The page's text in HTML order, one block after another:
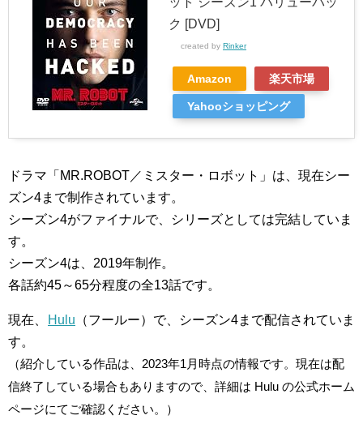
ク [DVD]
created by Rinker
Amazon 楽天市場
Yahooショッピング
ドラマ「MR.ROBOT／ミスター・ロボット」は、現在シー
ズン4まで制作されています。
シーズン4がファイナルで、シリーズとしては完結していま
す。
シーズン4は、2019年制作。
各話約45～65分程度の全13話です。
現在、 Hulu （フールー）で、シーズン4まで配信されていま
す。
（紹介している作品は、2023年1月時点の情報です。現在は配
信終了している場合もありますので、詳細は Hulu の公式ホーム
ページにてご確認ください。）